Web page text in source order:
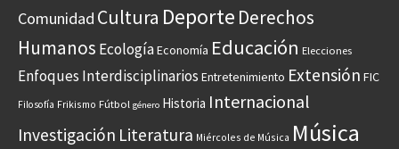
Comunidad Cultura Deporte Derechos
Humanos EcologíaEconomía Educación Elecciones
Enfoques Interdisciplinarios Entretenimiento Extensión FIC
Filosofía Frikismo Fútbol género Historia Internacional
Investigación Literatura Miércoles de Música Música